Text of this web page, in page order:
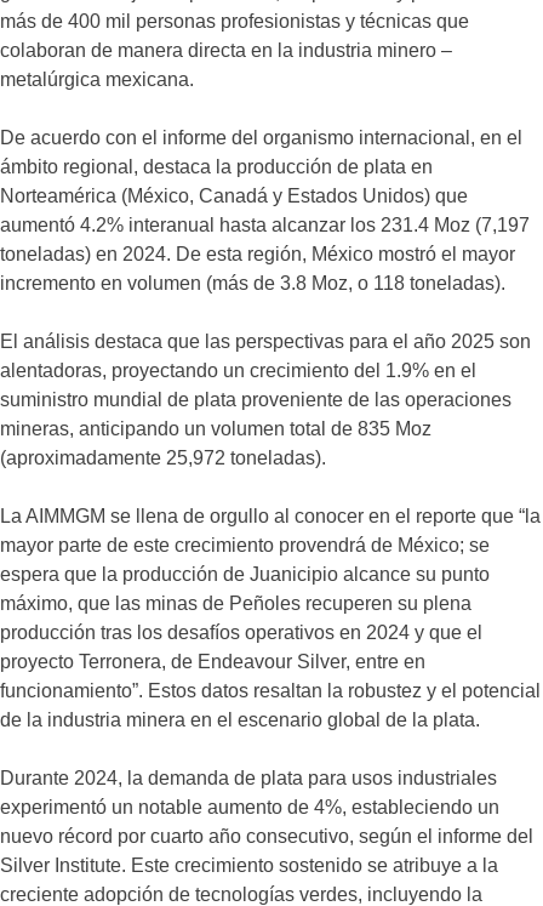
más de 400 mil personas profesionistas y técnicas que
colaboran de manera directa en la industria minero –
metalúrgica mexicana.
De acuerdo con el informe del organismo internacional, en el
ámbito regional, destaca la producción de plata en
Norteamérica (México, Canadá y Estados Unidos) que
aumentó 4.2% interanual hasta alcanzar los 231.4 Moz (7,197
toneladas) en 2024. De esta región, México mostró el mayor
incremento en volumen (más de 3.8 Moz, o 118 toneladas).
El análisis destaca que las perspectivas para el año 2025 son
alentadoras, proyectando un crecimiento del 1.9% en el
suministro mundial de plata proveniente de las operaciones
mineras, anticipando un volumen total de 835 Moz
(aproximadamente 25,972 toneladas).
La AIMMGM se llena de orgullo al conocer en el reporte que “la
mayor parte de este crecimiento provendrá de México; se
espera que la producción de Juanicipio alcance su punto
máximo, que las minas de Peñoles recuperen su plena
producción tras los desafíos operativos en 2024 y que el
proyecto Terronera, de Endeavour Silver, entre en
funcionamiento”. Estos datos resaltan la robustez y el potencial
de la industria minera en el escenario global de la plata.
Durante 2024, la demanda de plata para usos industriales
experimentó un notable aumento de 4%, estableciendo un
nuevo récord por cuarto año consecutivo, según el informe del
Silver Institute. Este crecimiento sostenido se atribuye a la
creciente adopción de tecnologías verdes, incluyendo la